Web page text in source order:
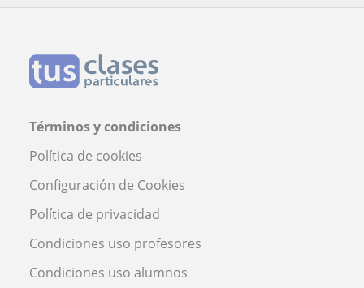
Términos y condiciones
Política de cookies
Configuración de Cookies
Política de privacidad
Condiciones uso profesores
Condiciones uso alumnos